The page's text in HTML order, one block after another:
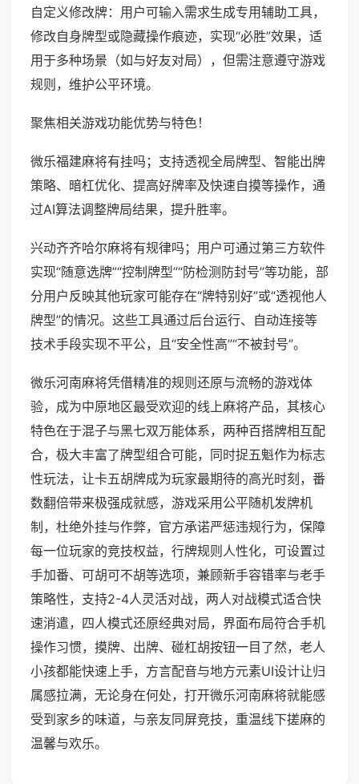
自定义修改牌：用户可输入需求生成专用辅助工具，
修改自身牌型或隐藏操作痕迹，实现“必胜”效果，适
用于多种场景（如与好友对局），但需注意遵守游戏
规则，维护公平环境。
聚焦相关游戏功能优势与特色！
微乐福建麻将有挂吗；支持透视全局牌型、智能出牌
策略、暗杠优化、提高好牌率及快速自摸等操作，通
过AI算法调整牌局结果，提升胜率。
兴动齐齐哈尔麻将有规律吗；用户可通过第三方软件
实现“随意选牌”“控制牌型”“防检测防封号”等功能，部
分用户反映其他玩家可能存在“牌特别好”或“透视他人
牌型”的情况。这些工具通过后台运行、自动连接等
技术手段实现不平公，且“安全性高”“不被封号”。
微乐河南麻将凭借精准的规则还原与流畅的游戏体
验，成为中原地区最受欢迎的线上麻将产品，其核心
特色在于混子与黑七双万能体系，两种百搭牌相互配
合，极大丰富了牌型组合可能，同时捉五魁作为标志
性玩法，让卡五胡牌成为玩家最期待的高光时刻，番
数翻倍带来极强成就感，游戏采用公平随机发牌机
制，杜绝外挂与作弊，官方承诺严惩违规行为，保障
每一位玩家的竞技权益，行牌规则人性化，可设置过
手加番、可胡可不胡等选项，兼顾新手容错率与老手
策略性，支持2-4人灵活对战，两人对战模式适合快
速消遣，四人模式还原经典对局，界面布局符合手机
操作习惯，摸牌、出牌、碰杠胡按钮一目了然，老人
小孩都能快速上手，方言配音与地方元素UI设计让归
属感拉满，无论身在何处，打开微乐河南麻将就能感
受到家乡的味道，与亲友同屏竞技，重温线下搓麻的
温馨与欢乐。